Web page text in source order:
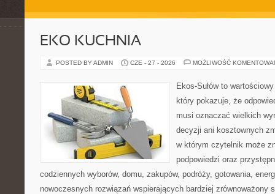
EKO KUCHNIA
POSTED BY ADMIN CZE - 27 - 2026 MOŻLIWOŚĆ
Ekos-Sułów to
który pokazuje, że
musi oznaczać wielkich
decyzji ani kosztownych
w którym czytelnik może
podpowiedzi oraz
codziennych wyborów, domu, zakupów, podróży, gotowania,
nowoczesnych rozwiązań wspierających bardziej zrównoważony